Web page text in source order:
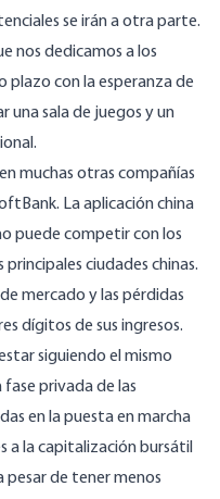
se irán a otra parte.
nos dedicamos a los
con la esperanza de
una sala de juegos y un
muchas otras compañías
La aplicación china
puede competir con los
principales ciudades chinas.
mercado y las pérdidas
dígitos de sus ingresos.
siguiendo el mismo
privada de las
en la puesta en marcha
a la capitalización bursátil
de tener menos